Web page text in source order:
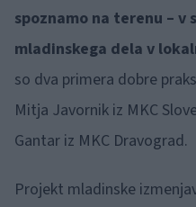
spoznamo na terenu – v
mladinskega dela v
so dva primera dobre
Mitja Javornik iz MKC
Gantar iz MKC Dravograd.
Projekt mladinske